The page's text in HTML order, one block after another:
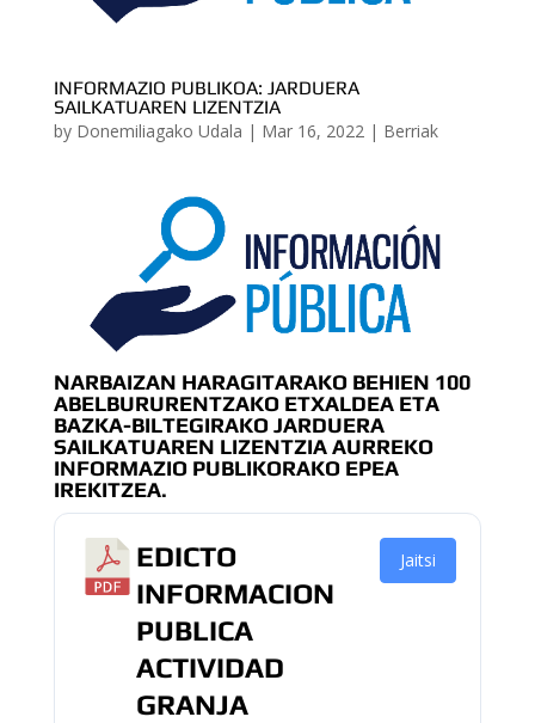
INFORMAZIO PUBLIKOA: JARDUERA
SAILKATUAREN LIZENTZIA
by Donemiliagako Udala | Mar 16, 2022| Berriak
NARBAIZAN HARAGITARAKO BEHIEN 100
ABELBURURENTZAKO ETXALDEA ETA
BAZKA-BILTEGIRAKO JARDUERA
SAILKATUAREN LIZENTZIA AURREKO
INFORMAZIO PUBLIKORAKO EPEA
IREKITZEA.
EDICTO
INFORMACION
PUBLICA
ACTIVIDAD
GRANJA
Jaitsi